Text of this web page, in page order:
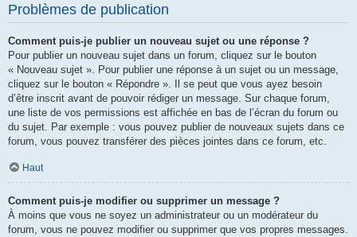
Problèmes de publication
Comment puis-je publier un nouveau sujet ou une réponse ?
Pour publier un nouveau sujet dans un forum, cliquez sur le bouton
« Nouveau sujet ». Pour publier une réponse à un sujet ou un message,
cliquez sur le bouton « Répondre ». Il se peut que vous ayez besoin
d’être inscrit avant de pouvoir rédiger un message. Sur chaque forum,
une liste de vos permissions est affichée en bas de l’écran du forum ou
du sujet. Par exemple : vous pouvez publier de nouveaux sujets dans ce
forum, vous pouvez transférer des pièces jointes dans ce forum, etc.
Haut
Comment puis-je modifier ou supprimer un message ?
À moins que vous ne soyez un administrateur ou un modérateur du
forum, vous ne pouvez modifier ou supprimer que vos propres messages.